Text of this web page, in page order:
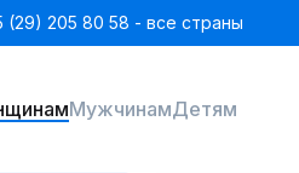
(29) 205 80 58 - все страны
МужчинамДетям